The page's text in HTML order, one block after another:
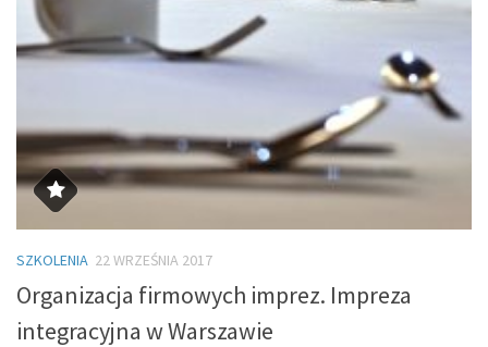
SZKOLENIA 22 WRZEŚNIA 2017
Organizacja firmowych imprez. Impreza
integracyjna w Warszawie